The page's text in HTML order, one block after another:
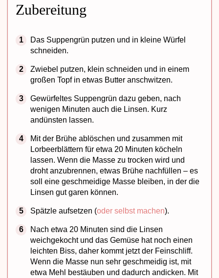
Zubereitung
Das Suppengrün putzen und in kleine Würfel
schneiden.
Zwiebel putzen, klein schneiden und in einem
großen Topf in etwas Butter anschwitzen.
Gewürfeltes Suppengrün dazu geben, nach
wenigen Minuten auch die Linsen. Kurz
andünsten lassen.
Mit der Brühe ablöschen und zusammen mit
Lorbeerblättern für etwa 20 Minuten köcheln
lassen. Wenn die Masse zu trocken wird und
droht anzubrennen, etwas Brühe nachfüllen – es
soll eine geschmeidige Masse bleiben, in der die
Linsen gut garen können.
Spätzle aufsetzen (oder selbst machen).
Nach etwa 20 Minuten sind die Linsen
weichgekocht und das Gemüse hat noch einen
leichten Biss, daher kommt jetzt der Feinschliff.
Wenn die Masse nun sehr geschmeidig ist, mit
etwa Mehl bestäuben und dadurch andicken. Mit